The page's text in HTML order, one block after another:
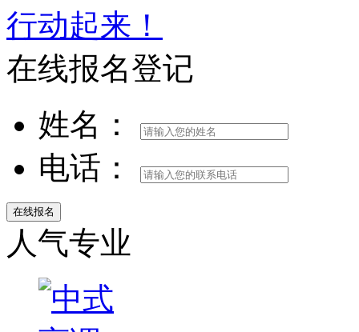
行动起来！
在线报名登记
姓名：
电话：
人气专业